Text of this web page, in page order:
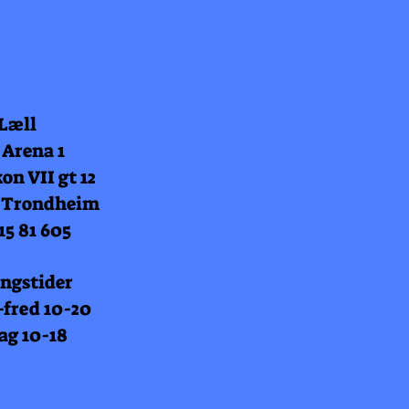
1
VII gt 12
Trondheim
81 605
10-20
10-18